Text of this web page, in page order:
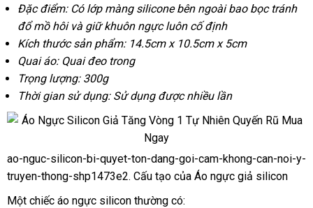
can-
noi-
y-
thong-
shp1473a
uy
tín
nên
chọn
Đặc điểm: Có lớp màng silicone bên ngoài bao bọc tránh
đổ mồ hôi tham
khảo
và giữ khuôn ngực luôn cố định
Kích thước sản phẩm: 14.5cm x 10.5cm x 5cm
Quai áo: Quai đeo trong
Trọng lượng: 300g
Thời gian sử dụng: Sử dụng siêu
thị
được nhiều lần
ao-
nguc-
silicon-
ao-nguc-silicon-bi-quyet-ton-dang-goi-cam-khong-can-noi-y-
truyen-thong-shp1473e2rẻ
nhất
. Cấu tạo vệ
sinh
của Áo ngực giả silicon
Một chiếc áo ngực silicon thường có: